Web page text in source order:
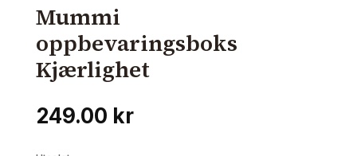
Mummi
oppbevaringsboks
Kjærlighet
249.00 kr